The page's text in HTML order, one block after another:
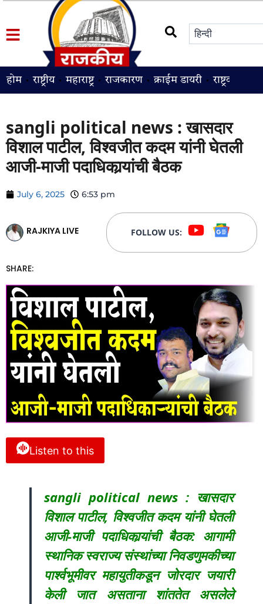
होम राष्ट्रीय महाराष्ट्र राजकारण क्राईम डायरी राष्ट्रवादी
sangli political news : खासदार
विशाल पाटील, विश्वजीत कदम यांनी घेतली
आजी-माजी पदाधिकार्‍यांची बैठक
July 6, 2025 6:53 pm
RAJKIYA LIVE FOLLOW US:
SHARE:
Listen to this
sangli political news : खासदार
विशाल पाटील, विश्वजीत कदम यांनी घेतली
आजी-माजी पदाधिकार्‍यांची बैठक: आगामी
स्थानिक स्वराज्य संस्थांच्या निवडणुमकीच्या
पार्श्वभूमीवर महायुतीकडून जोरदार जयारी
केली जात असताना शांततेत असलेले